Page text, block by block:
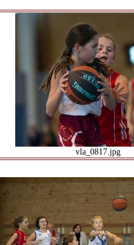
vla_0817.jpg